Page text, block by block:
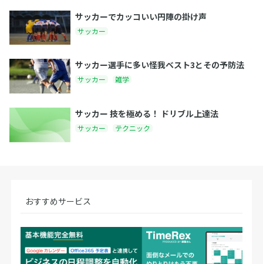
サッカーでカッコいい円陣の掛け声
サッカー
サッカー選手に多い怪我ベスト3とその予防法
サッカー 雑学
サッカー 技を極める！ ドリブル上達法
サッカー テクニック
おすすめサービス